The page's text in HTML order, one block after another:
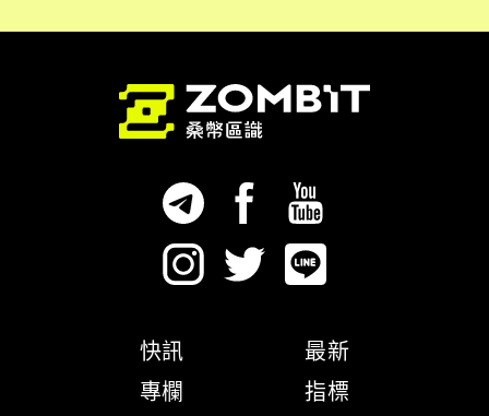
快訊
專欄
最新
指標